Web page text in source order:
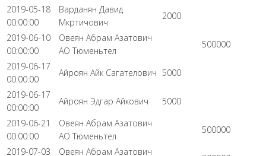
2019-05-18
00:00:00
Варданян Давид
Мкртичович
2000
2019-06-10
00:00:00
Овеян Абрам Азатович
АО Тюменьтел
500000
2019-06-17
00:00:00
Айроян Айк Сагателович 5000
2019-06-17
00:00:00
Айроян Эдгар Айкович
5000
2019-06-21
00:00:00
Овеян Абрам Азатович
АО Тюменьтел
500000
2019-07-03
Овеян Абрам Азатович